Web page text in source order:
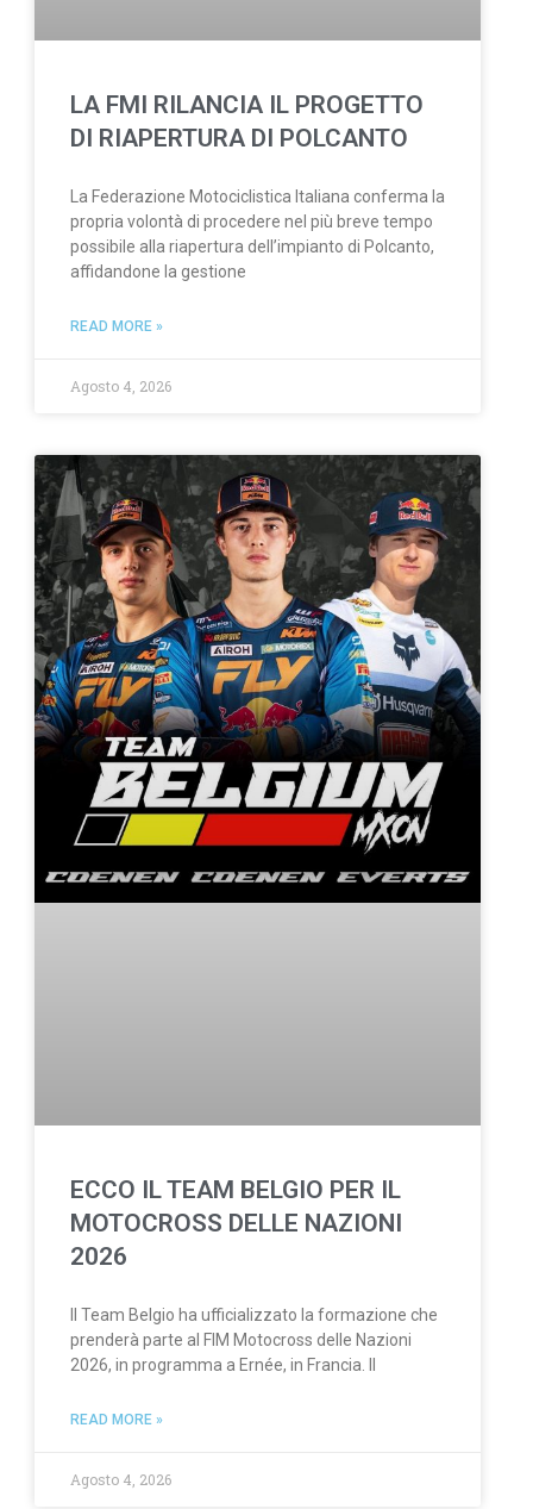
LA FMI RILANCIA IL PROGETTO
DI RIAPERTURA DI POLCANTO
La Federazione Motociclistica Italiana conferma la
propria volontà di procedere nel più breve tempo
possibile alla riapertura dell’impianto di Polcanto,
affidandone la gestione
READ MORE »
Agosto 4, 2026
ECCO IL TEAM BELGIO PER IL
MOTOCROSS DELLE NAZIONI
2026
Il Team Belgio ha ufficializzato la formazione che
prenderà parte al FIM Motocross delle Nazioni
2026, in programma a Ernée, in Francia. Il
READ MORE »
Agosto 4, 2026